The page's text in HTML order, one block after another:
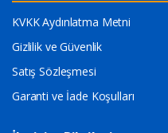
KVKK Aydınlatma Metni
Gizlilik ve Güvenlik
Satış Sözleşmesi
Garanti ve İade Koşulları